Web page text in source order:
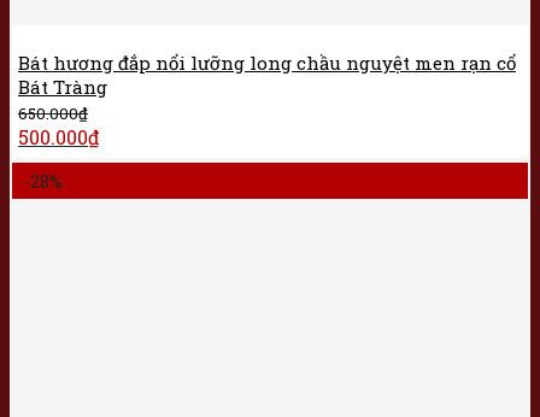
Bát hương đắp nổi lưỡng long chầu nguyệt men rạn cổ
Bát Tràng
650.000₫
500.000₫
-28%